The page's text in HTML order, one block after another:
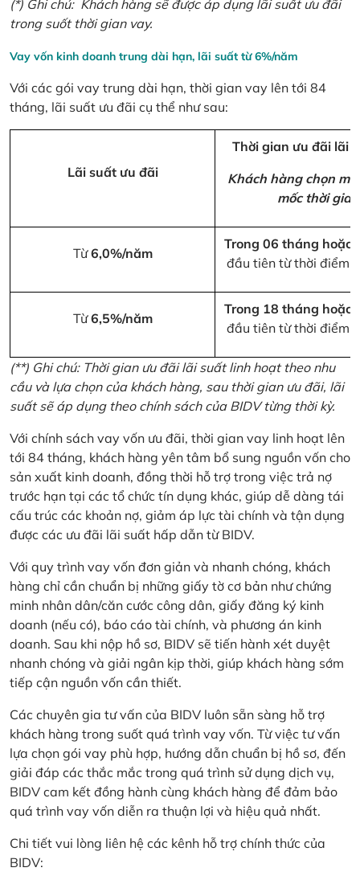
(*) Ghi chú: Khách hàng sẽ được áp dụng lãi suất ưu đãi
trong suốt thời gian vay.
Vay vốn kinh doanh trung dài hạn, lãi suất từ 6%/năm
Với các gói vay trung dài hạn, thời gian vay lên tới 84
tháng, lãi suất ưu đãi cụ thể như sau:
Lãi suất ưu đãi
Thời gian ưu đãi lãi
Khách hàng chọn
mốc thời gian
Từ6,0%/năm
Trong 06 tháng hoặc
đầu tiên từ thời điểm
Từ6,5%/năm
Trong 18 tháng hoặc
đầu tiên từ thời điểm
(**) Ghi chú: Thời gian ưu đãi lãi suất linh hoạt theo nhu
cầu và lựa chọn của khách hàng, sau thời gian ưu đãi, lãi
suất sẽ áp dụng theo chính sách của BIDV từng thời kỳ.
Với chính sách vay vốn ưu đãi, thời gian vay linh hoạt lên
tới 84 tháng, khách hàng yên tâm bổ sung nguồn vốn cho
sản xuất kinh doanh, đồng thời hỗ trợ trong việc trả nợ
trước hạn tại các tổ chức tín dụng khác, giúp dễ dàng tái
cấu trúc các khoản nợ, giảm áp lực tài chính và tận dụng
được các ưu đãi lãi suất hấp dẫn từ BIDV.
Với quy trình vay vốn đơn giản và nhanh chóng, khách
hàng chỉ cần chuẩn bị những giấy tờ cơ bản như chứng
minh nhân dân/căn cước công dân, giấy đăng ký kinh
doanh (nếu có), báo cáo tài chính, và phương án kinh
doanh. Sau khi nộp hồ sơ, BIDV sẽ tiến hành xét duyệt
nhanh chóng và giải ngân kịp thời, giúp khách hàng sớm
tiếp cận nguồn vốn cần thiết.
Các chuyên gia tư vấn của BIDV luôn sẵn sàng hỗ trợ
khách hàng trong suốt quá trình vay vốn. Từ việc tư vấn
lựa chọn gói vay phù hợp, hướng dẫn chuẩn bị hồ sơ, đến
giải đáp các thắc mắc trong quá trình sử dụng dịch vụ,
BIDV cam kết đồng hành cùng khách hàng để đảm bảo
quá trình vay vốn diễn ra thuận lợi và hiệu quả nhất.
Chi tiết vui lòng liên hệ các kênh hỗ trợ chính thức của
BIDV: